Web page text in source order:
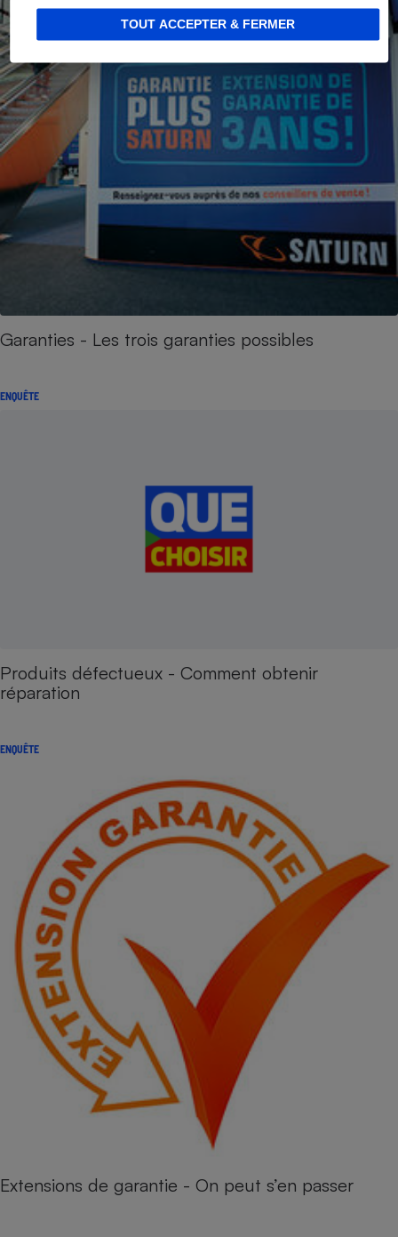
TOUT ACCEPTER & FERMER
Garanties - Les trois garanties possibles
ENQUÊTE
Produits défectueux - Comment obtenir
réparation
ENQUÊTE
Extensions de garantie - On peut s’en passer